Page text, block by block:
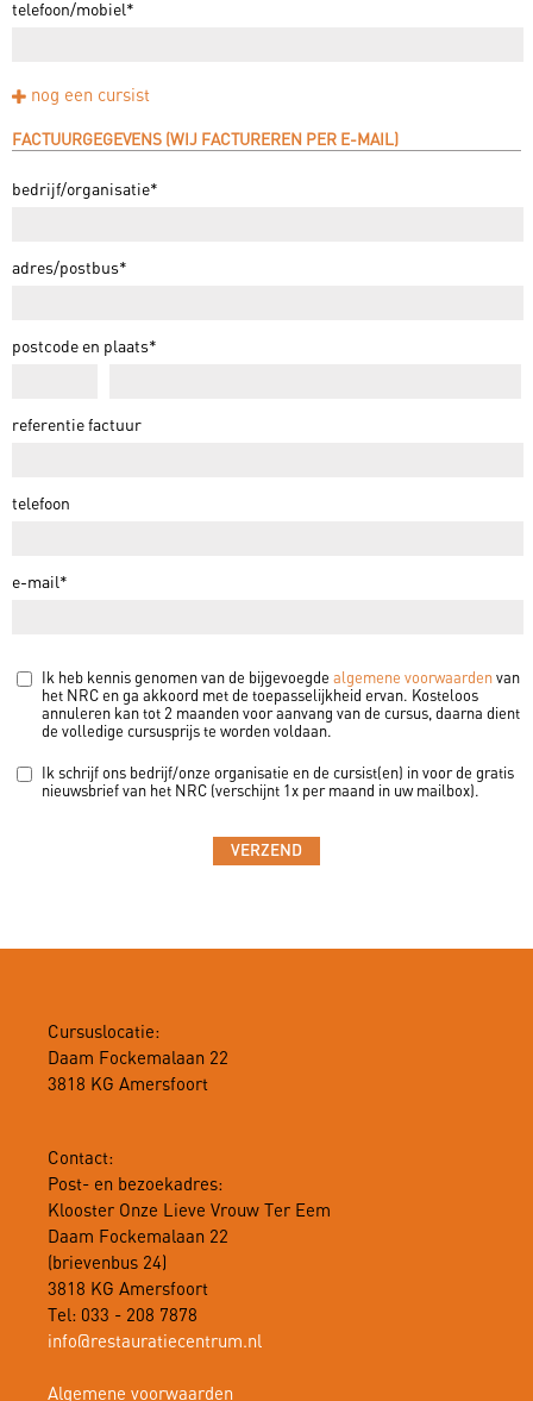
Cursuslocatie:
Daam Fockemalaan 22
3818 KG Amersfoort
Contact:
Post- en bezoekadres:
Klooster Onze Lieve Vrouw Ter Eem
Daam Fockemalaan 22
(brievenbus 24)
3818 KG Amersfoort
Tel: 033 - 208 7878
info@restauratiecentrum.nl
Algemene voorwaarden
telefoon/mobiel*
nog een cursist
FACTUURGEGEVENS (WIJ FACTUREREN PER E-MAIL)
bedrijf/organisatie*
adres/postbus*
postcode en plaats*
referentie factuur
telefoon
e-mail*
Ik heb kennis genomen van de bijgevoegde algemene voorwaarden van
het NRC en ga akkoord met de toepasselijkheid ervan. Kosteloos
annuleren kan tot 2 maanden voor aanvang van de cursus, daarna dient
de volledige cursusprijs te worden voldaan.
Ik schrijf ons bedrijf/onze organisatie en de cursist(en) in voor de gratis
nieuwsbrief van het NRC (verschijnt 1x per maand in uw mailbox).